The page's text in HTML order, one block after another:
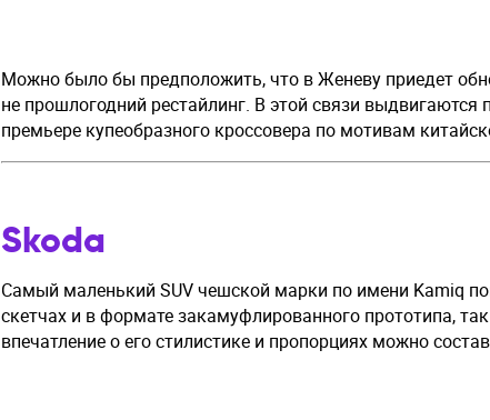
Можно было бы предположить, что в Женеву приедет
не прошлогодний рестайлинг. В этой связи выдвигаются
премьере купеобразного кроссовера по мотивам
Skoda
Самый маленький SUV чешской марки по имени Kamiq
скетчах и в формате закамуфлированного прототипа,
впечатление о его стилистике и пропорциях можно